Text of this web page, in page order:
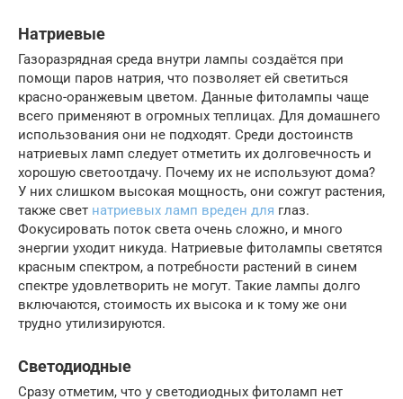
Натриевые
Газоразрядная среда внутри лампы создаётся при
помощи паров натрия, что позволяет ей светиться
красно-оранжевым цветом. Данные фитолампы чаще
всего применяют в огромных теплицах. Для домашнего
использования они не подходят. Среди достоинств
натриевых ламп следует отметить их долговечность и
хорошую светоотдачу. Почему их не используют дома?
У них слишком высокая мощность, они сожгут растения,
также свет натриевых ламп вреден для глаз.
Фокусировать поток света очень сложно, и много
энергии уходит никуда. Натриевые фитолампы светятся
красным спектром, а потребности растений в синем
спектре удовлетворить не могут. Такие лампы долго
включаются, стоимость их высока и к тому же они
трудно утилизируются.
Светодиодные
Сразу отметим, что у светодиодных фитоламп нет